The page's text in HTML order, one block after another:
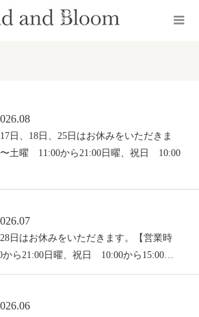
日、18日、25日はお休みをいただきま
土曜 11:00から21:00日曜、祝日 10:00
日はお休みをいただきます。【営業時
ら21:00日曜、祝日 10:00から15:00…